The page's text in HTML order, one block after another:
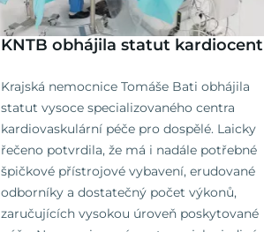
KNTB obhájila statut
Krajská nemocnice Tomáše Bati obhájila
statut vysoce specializovaného centra
kardiovaskulární péče pro dospělé. Laicky
řečeno potvrdila, že má i nadále potřebné
špičkové přístrojové vybavení, erudované
odborníky a dostatečný počet výkonů,
zaručujících vysokou úroveň poskytované